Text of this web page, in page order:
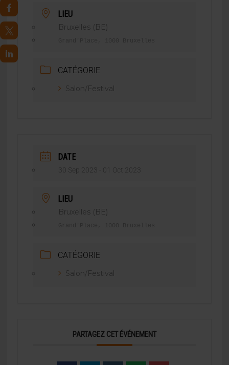
LIEU
Bruxelles (BE)
CATÉGORIE
Salon/Festival
DATE
30 Sep 2023 - 01 Oct 2023
LIEU
Bruxelles (BE)
CATÉGORIE
Salon/Festival
PARTAGEZ CET ÉVÉNEMENT